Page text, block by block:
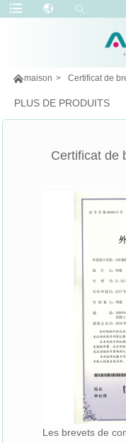
maison > Certificat de
PLUS DE PRODUITS
Certificat de
Les brevets de